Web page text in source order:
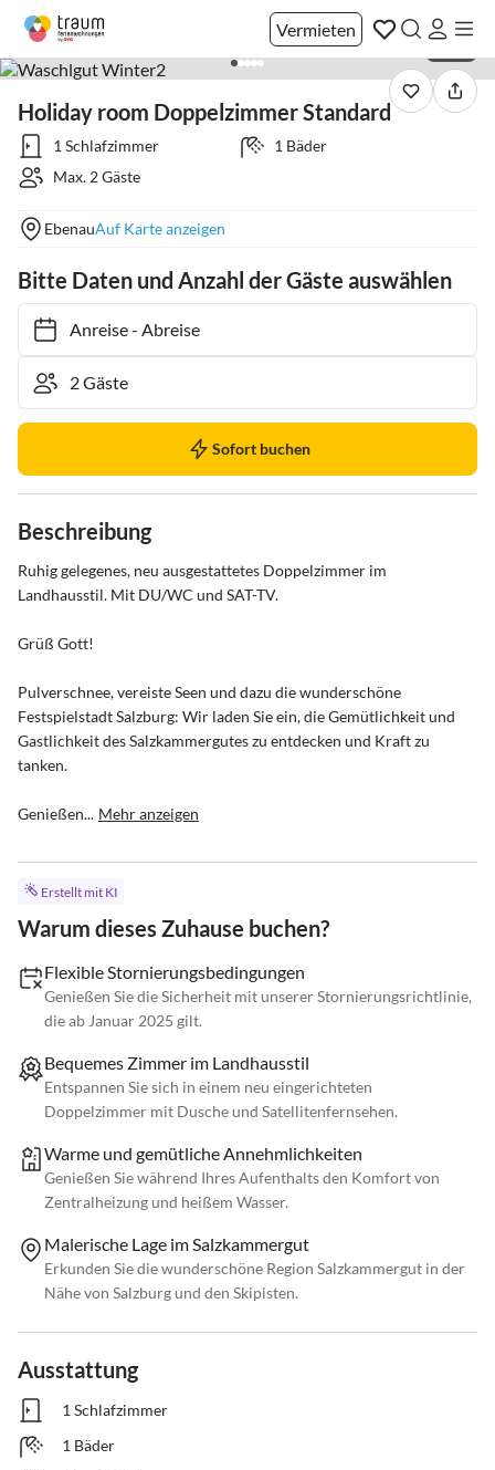
Vermieten
Holiday room Doppelzimmer Standard
1 Schlafzimmer
1 Bäder
Max. 2 Gäste
EbenauAuf Karte anzeigen
Bitte Daten und Anzahl der Gäste auswählen
Anreise- Abreise
Sofort buchen
Beschreibung
Ruhig gelegenes, neu ausgestattetes Doppelzimmer im
Landhausstil. Mit DU/WC und SAT-TV.
Grüß Gott!
Pulverschnee, vereiste Seen und dazu die wunderschöne
Festspielstadt Salzburg: Wir laden Sie ein, die Gemütlichkeit und
Gastlichkeit des Salzkammergutes zu entdecken und Kraft zu
tanken.
Genießen... Mehr anzeigen
Erstellt mit KI
Warum dieses Zuhause buchen?
Flexible Stornierungsbedingungen
Genießen Sie die Sicherheit mit unserer Stornierungsrichtlinie,
die ab Januar 2025 gilt.
Bequemes Zimmer im Landhausstil
Entspannen Sie sich in einem neu eingerichteten
Doppelzimmer mit Dusche und Satellitenfernsehen.
Warme und gemütliche Annehmlichkeiten
Genießen Sie während Ihres Aufenthalts den Komfort von
Zentralheizung und heißem Wasser.
Malerische Lage im Salzkammergut
Erkunden Sie die wunderschöne Region Salzkammergut in der
Nähe von Salzburg und den Skipisten.
Ausstattung
1 Schlafzimmer
1 Bäder